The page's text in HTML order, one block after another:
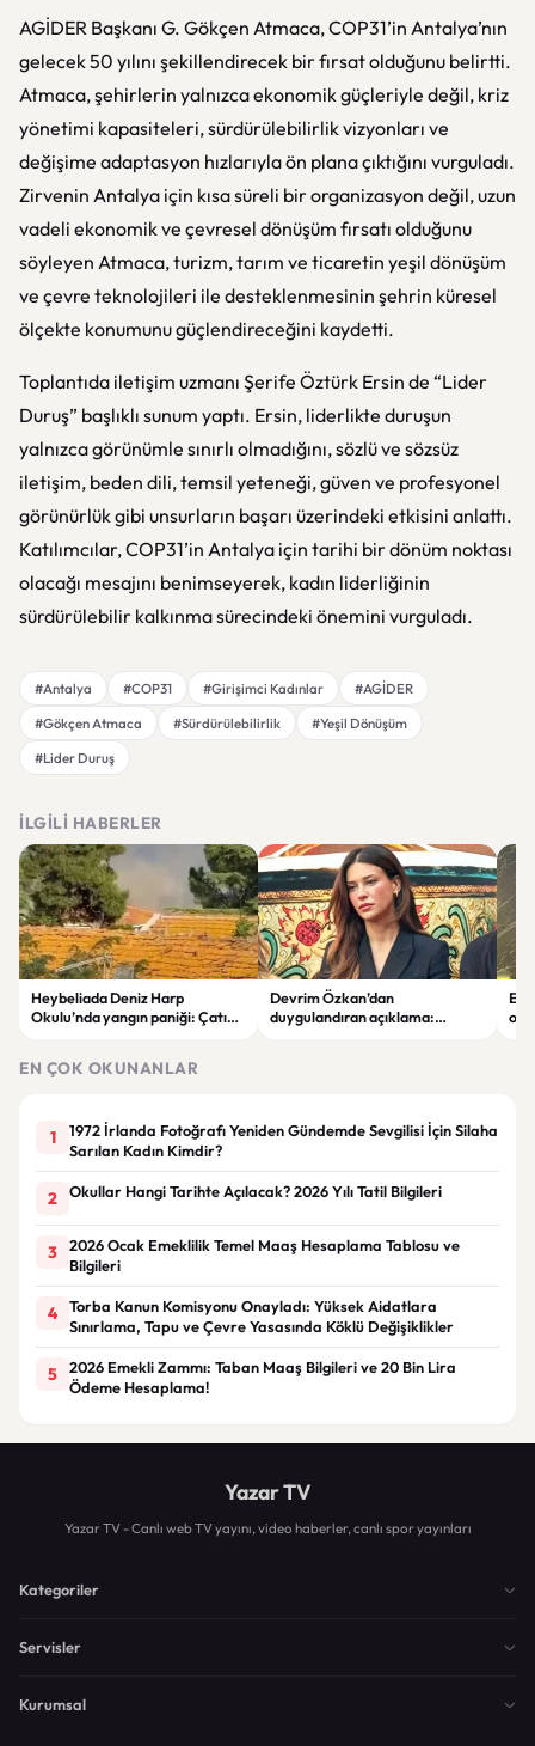
AGİDER Başkanı G. Gökçen Atmaca, COP31’in Antalya’nın
gelecek 50 yılını şekillendirecek bir fırsat olduğunu belirtti.
Atmaca, şehirlerin yalnızca ekonomik güçleriyle değil, kriz
yönetimi kapasiteleri, sürdürülebilirlik vizyonları ve
değişime adaptasyon hızlarıyla ön plana çıktığını vurguladı.
Zirvenin Antalya için kısa süreli bir organizasyon değil, uzun
vadeli ekonomik ve çevresel dönüşüm fırsatı olduğunu
söyleyen Atmaca, turizm, tarım ve ticaretin yeşil dönüşüm
ve çevre teknolojileri ile desteklenmesinin şehrin küresel
ölçekte konumunu güçlendireceğini kaydetti.
Toplantıda iletişim uzmanı Şerife Öztürk Ersin de “Lider
Duruş” başlıklı sunum yaptı. Ersin, liderlikte duruşun
yalnızca görünümle sınırlı olmadığını, sözlü ve sözsüz
iletişim, beden dili, temsil yeteneği, güven ve profesyonel
görünürlük gibi unsurların başarı üzerindeki etkisini anlattı.
Katılımcılar, COP31’in Antalya için tarihi bir dönüm noktası
olacağı mesajını benimseyerek, kadın liderliğinin
sürdürülebilir kalkınma sürecindeki önemini vurguladı.
#Antalya #COP31 #Girişimci Kadınlar
#AGİDER
#Gökçen Atmaca
#Sürdürülebilirlik
#Yeşil Dönüşüm
#Lider Duruş
İLGILI HABERLER
Heybeliada Deniz Harp
Okulu’nda yangın paniği: Çatıda
Devrim Özkan’dan
duygulandıran açıklama:
EN ÇOK OKUNANLAR
1
1972 İrlanda Fotoğrafı Yeniden Gündemde Sevgilisi İçin Silaha
Sarılan Kadın Kimdir?
2 Okullar Hangi Tarihte Açılacak? 2026 Yılı Tatil Bilgileri
3
2026 Ocak Emeklilik Temel Maaş Hesaplama Tablosu ve
Bilgileri
4
Torba Kanun Komisyonu Onayladı: Yüksek Aidatlara
Sınırlama, Tapu ve Çevre Yasasında Köklü Değişiklikler
5
2026 Emekli Zammı: Taban Maaş Bilgileri ve 20 Bin Lira
Ödeme Hesaplama!
Yazar TV
Yazar TV - Canlı web TV yayını, video haberler, canlı spor yayınları
Kategoriler
Servisler
Kurumsal